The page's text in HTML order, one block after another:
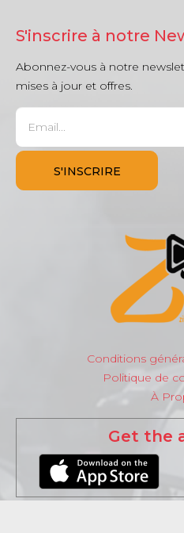
S'inscrire à notre
Abonnez-vous à notre
mises à jour et offres.
Conditions
Politique de
À
Get the